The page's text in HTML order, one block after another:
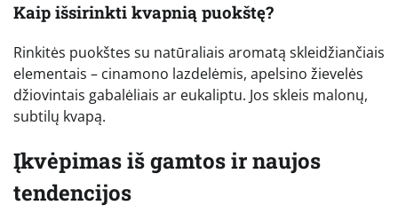
Kaip išsirinkti kvapnią puokštę?
Rinkitės puokštes su natūraliais aromatą skleidžiančiais
elementais – cinamono lazdelėmis, apelsino žievelės
džiovintais gabalėliais ar eukaliptu. Jos skleis malonų,
subtilų kvapą.
Įkvėpimas iš gamtos ir naujos
tendencijos